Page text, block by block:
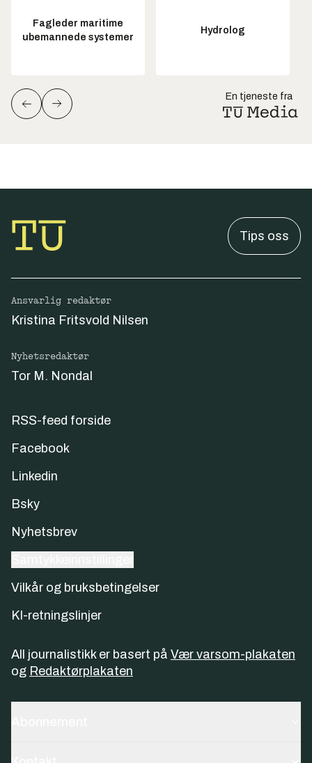
Fagleder maritime
ubemannede systemer
Hydrolog
En tjeneste fra
Tips oss
Ansvarlig redaktør
Kristina Fritsvold Nilsen
Nyhetsredaktør
Tor M. Nondal
RSS-feed forside
Facebook
Linkedin
Bsky
Nyhetsbrev
Vilkår og bruksbetingelser
KI-retningslinjer
All journalistikk er basert på Vær varsom-plakaten
og Redaktørplakaten